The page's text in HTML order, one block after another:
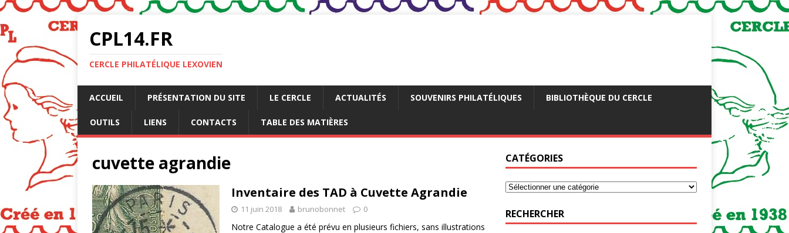
CPL14.FR
CERCLE PHILATÉLIQUE LEXOVIEN
ACCUEIL PRÉSENTATION DU SITE LE CERCLE ACTUALITÉS SOUVENIRS PHILATÉLIQUES BIBLIOTHÈQUE DU CERCLE
OUTILS LIENS CONTACTS TABLE DES MATIÈRES
cuvette agrandie
Inventaire des TAD à Cuvette Agrandie
11 juin 2018 brunobonnet 0
Notre Catalogue a été prévu en plusieurs fichiers, sans illustrations
CATÉGORIES
RECHERCHER